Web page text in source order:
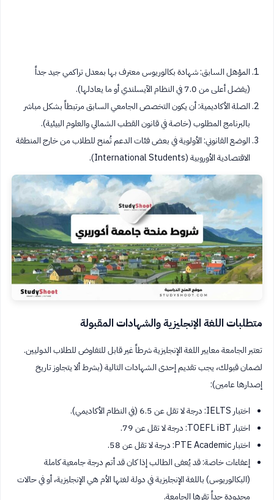
المؤهل السابق: شهادة بكالوريوس معترف بها بمعدل تراكمي جيد جداً
(يفضل أعلى من 7.0 في النظام الآيسلندي أو ما يعادلها).
الصلة الأكاديمية: أن يكون التخصص الجامعي السابق مرتبطاً بشكل مباشر
بالبرنامج المطلوب (خاصة في قانون القطب الشمالي والعلوم البيئية).
الوضع القانوني: الأولوية في بعض فئات الدعم تُمنح للطلاب من خارج المنطقة
الاقتصادية الأوروبية (International Students).
متطلبات اللغة الإنجليزية والشهادات المقبولة
تعتبر الجامعة معايير اللغة الإنجليزية شرطاً غير قابل للتفاوض للطلاب الدوليين.
لضمان قبولك، يجب تقديم إحدى الشهادات التالية (بشرط ألا يتجاوز تاريخ
إصدارها عامين):
اختبار IELTS: درجة لا تقل عن 6.5 (في النظام الأكاديمي).
اختبار TOEFL iBT: درجة لا تقل عن 79.
اختبار PTE Academic: درجة لا تقل عن 58.
إعفاءات خاصة: قد يُعفى الطالب إذا كان قد أتم درجة جامعية كاملة
(البكالوريوس) باللغة الإنجليزية في دولة لغتها الأم هي الإنجليزية، أو في حالات
محدودة جداً تقرها الجامعة.